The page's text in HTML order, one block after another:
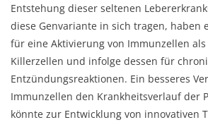
Entstehung dieser seltenen
diese Genvariante in sich tragen, haben
für eine Aktivierung von Immunzellen
Killerzellen und infolge dessen für
Entzündungsreaktionen. Ein besseres
Immunzellen den Krankheitsverlauf der
könnte zur Entwicklung von innovativen